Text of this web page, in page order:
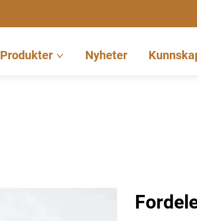
Produkter Nyheter